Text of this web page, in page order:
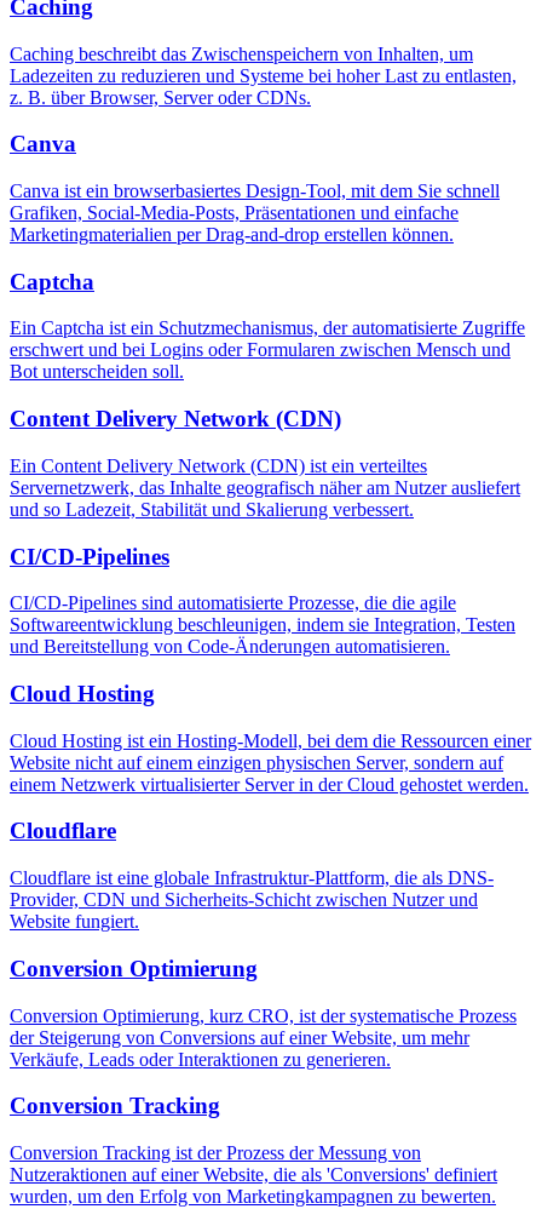
Caching
Caching beschreibt das Zwischenspeichern von Inhalten, um
Ladezeiten zu reduzieren und Systeme bei hoher Last zu entlasten,
z. B. über Browser, Server oder CDNs.
Canva
Canva ist ein browserbasiertes Design-Tool, mit dem Sie schnell
Grafiken, Social-Media-Posts, Präsentationen und einfache
Marketingmaterialien per Drag-and-drop erstellen können.
Captcha
Ein Captcha ist ein Schutzmechanismus, der automatisierte Zugriffe
erschwert und bei Logins oder Formularen zwischen Mensch und
Bot unterscheiden soll.
Content Delivery Network (CDN)
Ein Content Delivery Network (CDN) ist ein verteiltes
Servernetzwerk, das Inhalte geografisch näher am Nutzer ausliefert
und so Ladezeit, Stabilität und Skalierung verbessert.
CI/CD-Pipelines
CI/CD-Pipelines sind automatisierte Prozesse, die die agile
Softwareentwicklung beschleunigen, indem sie Integration, Testen
und Bereitstellung von Code-Änderungen automatisieren.
Cloud Hosting
Cloud Hosting ist ein Hosting-Modell, bei dem die Ressourcen einer
Website nicht auf einem einzigen physischen Server, sondern auf
einem Netzwerk virtualisierter Server in der Cloud gehostet werden.
Cloudflare
Cloudflare ist eine globale Infrastruktur-Plattform, die als DNS-
Provider, CDN und Sicherheits-Schicht zwischen Nutzer und
Website fungiert.
Conversion Optimierung
Conversion Optimierung, kurz CRO, ist der systematische Prozess
der Steigerung von Conversions auf einer Website, um mehr
Verkäufe, Leads oder Interaktionen zu generieren.
Conversion Tracking
Conversion Tracking ist der Prozess der Messung von
Nutzeraktionen auf einer Website, die als 'Conversions' definiert
wurden, um den Erfolg von Marketingkampagnen zu bewerten.